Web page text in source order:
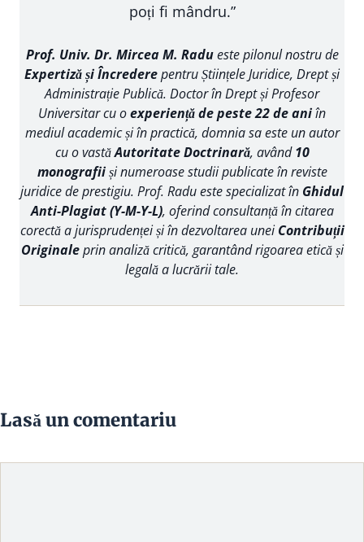
poți fi mândru.”
Prof. Univ. Dr. Mircea M. Radueste pilonul nostru de
Expertiză și Încrederepentru Științele Juridice, Drept și
Administrație Publică. Doctor în Drept și Profesor
Universitar cu oexperiență de peste 22 de aniîn
mediul academic și în practică, domnia sa este un autor
cu o vastăAutoritate Doctrinară, având10
monografiiși numeroase studii publicate în reviste
juridice de prestigiu. Prof. Radu este specializat în Ghidul
Anti-Plagiat (Y-M-Y-L), oferind consultanță în citarea
corectă a jurisprudenței și în dezvoltarea unei Contribuții
Originaleprin analiză critică, garantând rigoarea etică și
legală a lucrării tale.
Lasă un comentariu